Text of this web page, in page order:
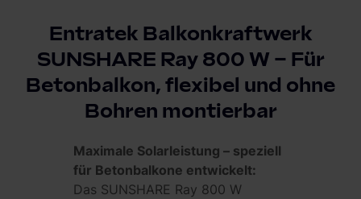
Entratek Balkonkraftwerk
SUNSHARE Ray 800 W – Für
Betonbalkon, flexibel und ohne
Bohren montierbar
Maximale Solarleistung – speziell
für Betonbalkone entwickelt:
Das SUNSHARE Ray 800 W